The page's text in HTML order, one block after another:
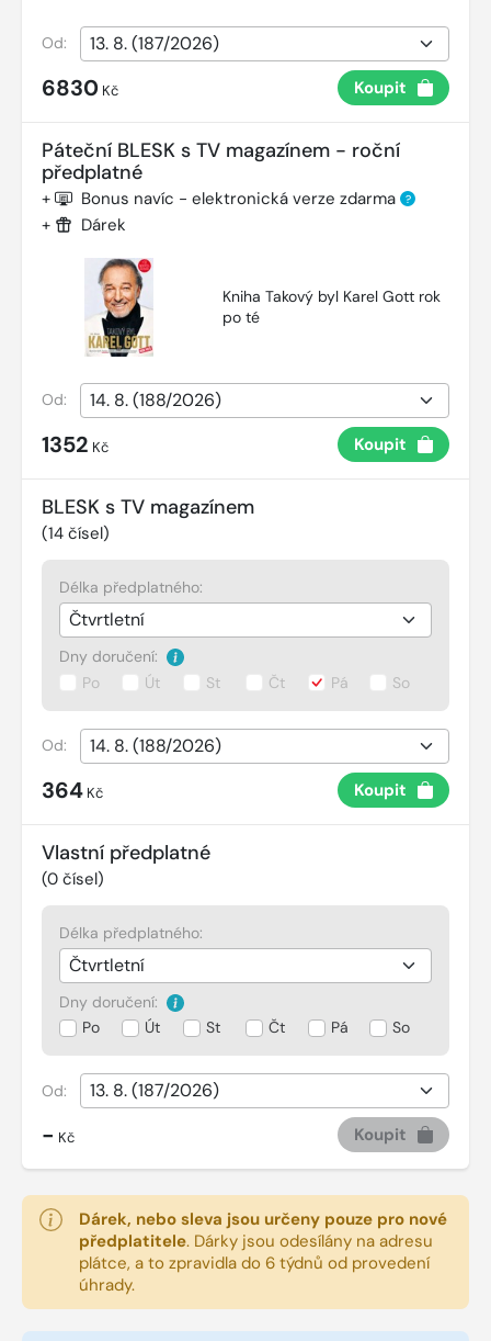
Od:
6830 Kč Koupit
Páteční BLESK s TV magazínem - roční
předplatné
+ Bonus navíc - elektronická verze zdarma ?
+ Dárek
Kniha Takový byl Karel Gott rok
po té
Od:
1352 Kč Koupit
BLESK s TV magazínem
(14 čísel)
Délka předplatného:
Dny doručení:
Po
Út St Čt Pá So
Od:
364 Kč Koupit
Vlastní předplatné
(0 čísel)
Délka předplatného:
Dny doručení:
Po
Út St Čt Pá So
Od:
- Kč Koupit
Dárek, nebo sleva jsou určeny pouze pro nové
předplatitele. Dárky jsou odesílány na adresu
plátce, a to zpravidla do 6 týdnů od provedení
úhrady.